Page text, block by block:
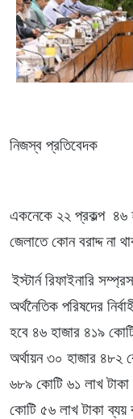
নিজস্ব প্রতিবেদক
একনেকে ২২ প্রকল্প ৪৬
জেলাতে কোন বরাদ্দ না
ইস্টার্ন রিফাইনারি
অর্থনৈতিক পরিষদের
হবে ৪৬ হাজার ৪১৯
অর্থায়ন ৩০ হাজার ৪৮২
৬৮৯ কোটি ৬১ লাখ টাকা
কোটি ৫৬ লাখ টাকা ব্যয়